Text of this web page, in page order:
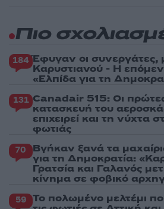
Πιο
184 Έφυγαν οι συνεργάτες,
Καρυστιανού - Η
«Ελπίδα για τη
131 Canadair 515: Οι
κατασκευή του
επιχειρεί και τη νύχτα
φωτιάς
70 Βγήκαν ξανά τα
για τη Δημοκρατία:
Γρατσία και Γαλανός
κίνημα σε φοβικό
59 Το πολωμένο μελτέμι